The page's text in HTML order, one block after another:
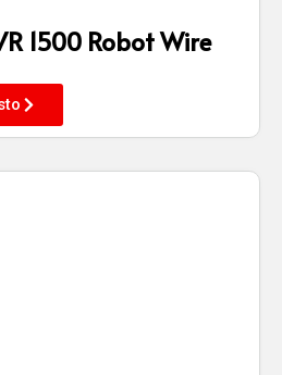
1500 Robot Wire